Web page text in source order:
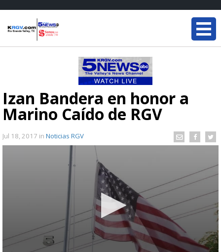
Izan Bandera en honor a
Marino Caído de RGV
Jul 18, 2017 in Noticias RGV